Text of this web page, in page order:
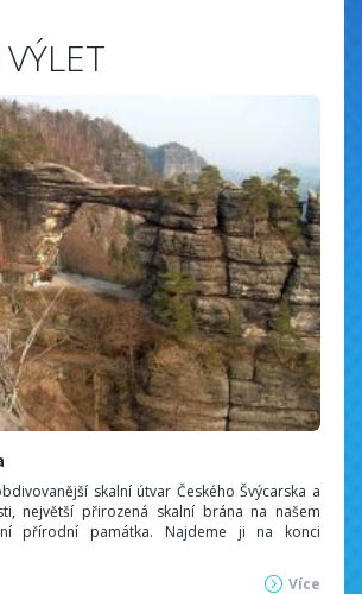
skalní útvar Českého Švýcarska a
největší přirozená skalní brána na našem
přírodní památka. Najdeme ji na konci
Více